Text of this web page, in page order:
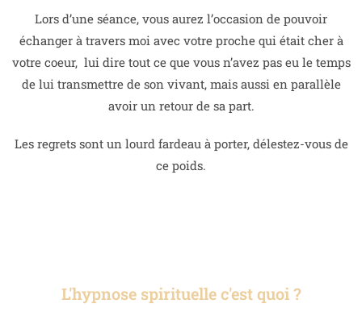
Lors d’une séance, vous aurez l’occasion de pouvoir
échanger à travers moi avec votre proche qui était cher à
votre coeur, lui dire tout ce que vous n’avez pas eu le temps
de lui transmettre de son vivant, mais aussi en parallèle
avoir un retour de sa part.
Les regrets sont un lourd fardeau à porter, délestez-vous de
ce poids.
L'hypnose spirituelle c'est quoi ?